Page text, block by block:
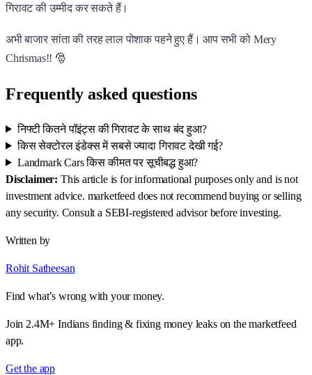
गिरावट की उम्मीद कर सकते हैं।
अभी बाजार सांता की तरह लाल पोशाक पहने हुए हैं। आप सभी को Mery
Chrismas!! 🎅
Frequently asked questions
निफ्टी कितने पॉइंट्स की गिरावट के साथ बंद हुआ?
किस सेक्टोरल इंडेक्स में सबसे ज्यादा गिरावट देखी गई?
Landmark Cars किस कीमत पर सूचीबद्ध हुआ?
Disclaimer: This article is for informational purposes only and is not
investment advice. marketfeed does not recommend buying or selling
any security. Consult a SEBI-registered advisor before investing.
Written by
Rohit Satheesan
Find what’s wrong with your money.
Join 2.4M+ Indians finding & fixing money leaks on the marketfeed
app.
Get the app